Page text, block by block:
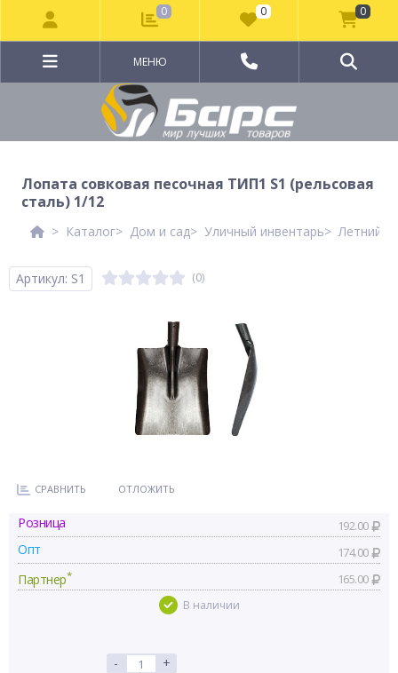
МЕНЮ
Лопата совковая песочная ТИП1 S1 (рельсовая
сталь) 1/12
Каталог Дом и сад Уличный инвентарь Летний
Артикул: S1 (0)
СРАВНИТЬ ОТЛОЖИТЬ
Розница 192.00
Опт 174.00
Партнер* 165.00
В наличии
-
+
0 0 0